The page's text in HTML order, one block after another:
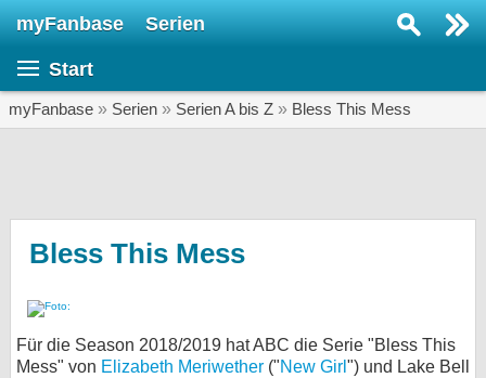
myFanbase Serien
Start
myFanbase » Serien » Serien A bis Z » Bless This Mess
Bless This Mess
Für die Season 2018/2019 hat ABC die Serie "Bless This
Mess" von Elizabeth Meriwether ("New Girl ") und Lake Bell
SERIEN
Specials